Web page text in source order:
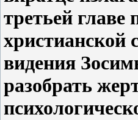
третьей главе
видения
разобрать